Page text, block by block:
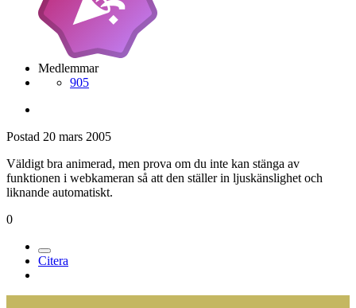
Medlemmar
905
Postad 20 mars 2005
Väldigt bra animerad, men prova om du inte kan stänga av
funktionen i webkameran så att den ställer in ljuskänslighet och
liknande automatiskt.
0
Citera